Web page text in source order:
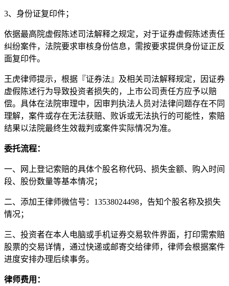
3、身份证复印件；
依据最高院虚假陈述司法解释之规定，对于证券虚假陈述责任
纠纷案件，法院要求审核身份信息，需按要求提供身份证正反
面复印件。
王虎律师提示，根据『证券法』及相关司法解释规定，因证券
虚假陈述行为导致投资者损失的，上市公司责任方应予以赔
偿。具体在法院审理中，因审判执法人员对法律问题存在不同
理解，案件或存在无法获赔、败诉或无法执行的可能性，索赔
结果以法院最终生效裁判或案件实际情况为准。
委托流程：
一、网上登记索赔的具体个股名称代码、损失金额、购入时间
段、股份数量等基本情况；
二、添加王律师微信号：13538024498，告知个股名称及损失
情况；
三、投资者在本人电脑或手机证券交易软件界面，打印需索赔
股票的交易详情，通过快递或邮寄交给律师，律师会根据案件
进度安排办理后续事务。
律师费用：